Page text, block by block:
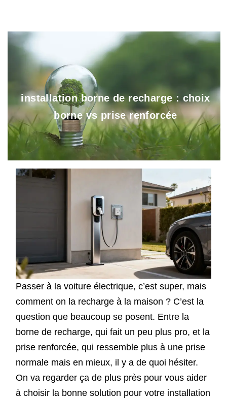
installation borne de recharge : choix
borne vs prise renforcée
Passer à la voiture électrique, c’est super, mais
comment on la recharge à la maison ? C’est la
question que beaucoup se posent. Entre la
borne de recharge, qui fait un peu plus pro, et la
prise renforcée, qui ressemble plus à une prise
normale mais en mieux, il y a de quoi hésiter.
On va regarder ça de plus près pour vous aider
à choisir la bonne solution pour votre installation